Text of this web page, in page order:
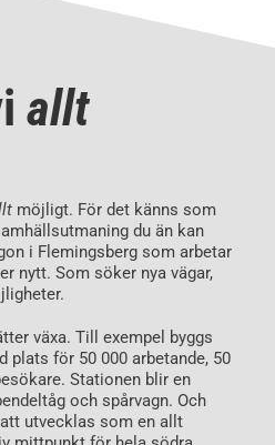
allt
möjligt. För det känns som
du än kan
i Flemingsberg som arbetar
nytt. Som söker nya vägar,
växa. Till exempel byggs
plats för 50 000 arbetande, 50
Stationen blir en
och spårvagn. Och
utvecklas som en allt